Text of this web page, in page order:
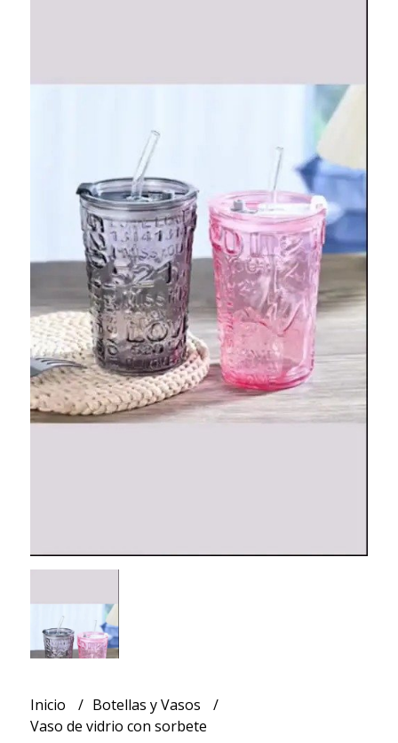
Inicio
Botellas y Vasos
Vaso de vidrio con sorbete